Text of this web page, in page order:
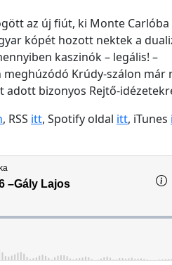
az új fiút, ki Monte Carlóba
kópét hozott nektek a
kaszinók – legális! –
Krúdy-szálon már
adott bizonyos Rejtő-
, RSS itt, Spotify oldal itt, iTunes